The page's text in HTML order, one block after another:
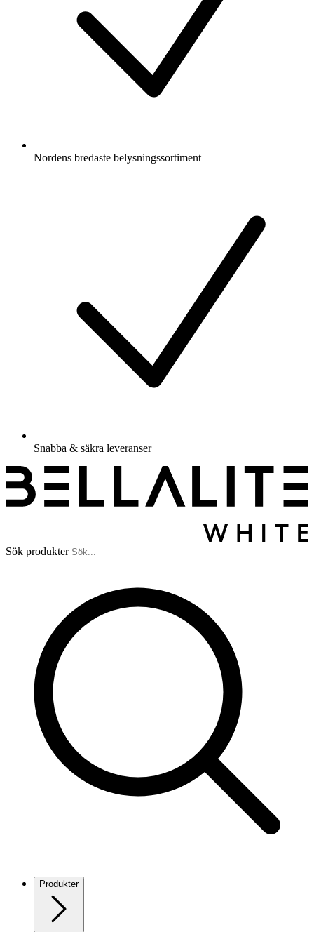
Nordens bredaste belysningssortiment
Snabba & säkra leveranser
Sök produkter
Produkter